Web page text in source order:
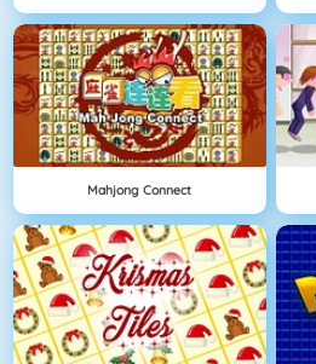
Mahjong Connect